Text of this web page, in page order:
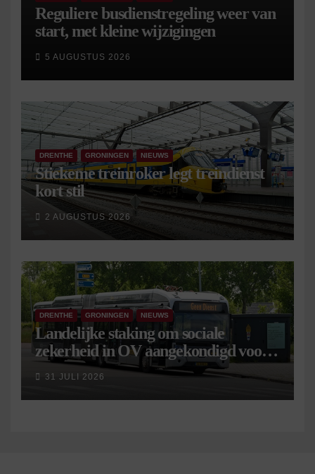
Reguliere busdienstregeling weer van
start, met kleine wijzigingen
5 AUGUSTUS 2026
DRENTHE GRONINGEN NIEUWS
Stiekeme treinroker legt treindienst
kort stil
2 AUGUSTUS 2026
DRENTHE GRONINGEN NIEUWS
Landelijke staking om sociale
zekerheid in OV aangekondigd voor 9
september
31 JULI 2026